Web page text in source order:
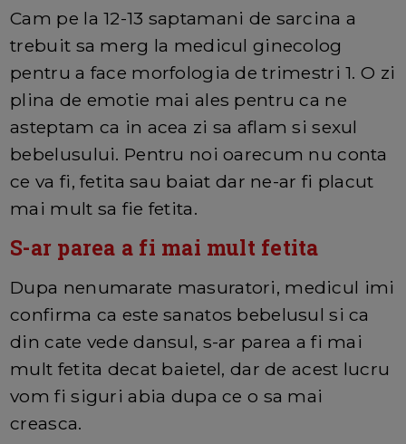
Cam pe la 12-13 saptamani de sarcina a
trebuit sa merg la medicul ginecolog
pentru a face morfologia de trimestri 1. O zi
plina de emotie mai ales pentru ca ne
asteptam ca in acea zi sa aflam si sexul
bebelusului. Pentru noi oarecum nu conta
ce va fi, fetita sau baiat dar ne-ar fi placut
mai mult sa fie fetita.
S-ar parea a fi mai mult fetita
Dupa nenumarate masuratori, medicul imi
confirma ca este sanatos bebelusul si ca
din cate vede dansul, s-ar parea a fi mai
mult fetita decat baietel, dar de acest lucru
vom fi siguri abia dupa ce o sa mai
creasca.